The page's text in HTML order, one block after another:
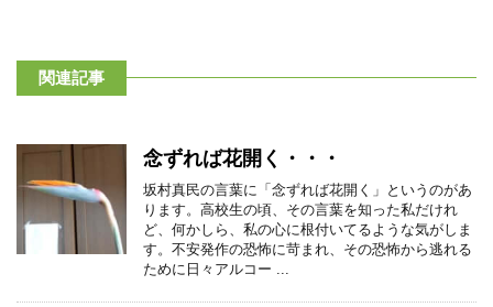
関連記事
念ずれば花開く・・・
坂村真民の言葉に「念ずれば花開く」というのがあ
ります。高校生の頃、その言葉を知った私だけれ
ど、何かしら、私の心に根付いてるような気がしま
す。不安発作の恐怖に苛まれ、その恐怖から逃れる
ために日々アルコー ...